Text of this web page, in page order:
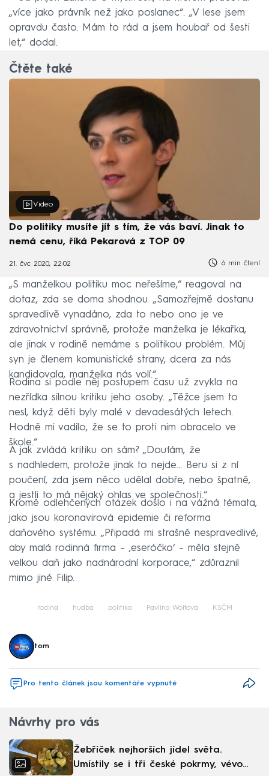
„více jako právník než jako poslanec“. „V lese jsem
opravdu často. Mám to rád a jsem houbař od šesti
let,“ dodal.
Čtěte také
Video
Do politiky musíte jít s tím, že vás baví. Jinak to
nemá cenu, říká Pekarová z TOP 09
21. čvc 2020, 22:02 6 min čtení
„S manželkou politiku moc neřešíme,“ reagoval na
dotaz, zda se doma shodnou. „Samozřejmě dostanu
spravedlivě vynadáno, zda to nebo ono je ve
zdravotnictví správně, protože manželka je lékařka,
ale jinak v rodině nemáme s politikou problém. Můj
syn je členem komunistické strany, dcera za nás
kandidovala, manželka nás volí.“
Rodina si podle něj postupem času už zvykla na
nezřídka silnou kritiku jeho osoby. „Těžce jsem to
nesl, když děti byly malé v devadesátých letech.
Hodně mi vadilo, že se to proti nim obracelo ve
škole.“
A jak zvládá kritiku on sám? „Doufám, že
s nadhledem, protože jinak to nejde… Beru si z ní
poučení, zda jsem něco udělal dobře, nebo špatně,
a jestli to má nějaký ohlas ve společnosti.“
Kromě odlehčených otázek došlo i na vážná témata,
jako jsou koronavirová epidemie či reforma
daňového systému. „Připadá mi strašně nespravedlivé,
aby malá rodinná firma – ‚eseróčko‘ – měla stejně
velkou daň jako nadnárodní korporace,“ zdůraznil
mimo jiné Filip.
rodina hudba politika Pavlína Wolfová KSČM
tom
Pro tento článek jsou komentáře vypnuté
Návrhy pro vás
Žebříček nejhorších jídel světa.
Umístily se i tři české pokrmy, vévodí